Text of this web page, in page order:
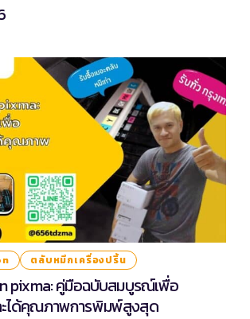
ตลับหมึกเครื่องปริ้น
pixma: คู่มือฉบับสมบูรณ์เพื่อ
ะได้คุณภาพการพิมพ์สูงสุด